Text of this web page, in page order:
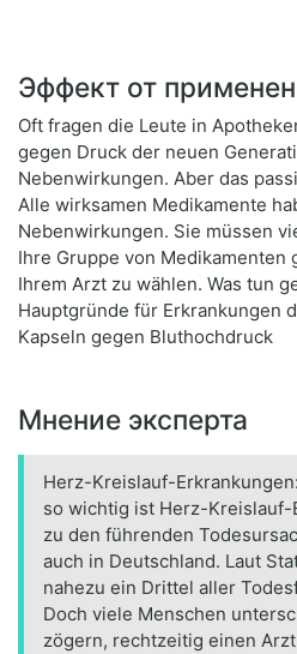
Эффект от
Oft fragen die Leute in
gegen Druck der neuen
Nebenwirkungen. Aber das
Alle wirksamen Medikamente
Nebenwirkungen. Sie müssen
Ihre Gruppe von
Ihrem Arzt zu wählen. Was tun
Hauptgründe für Erkrankungen
Kapseln gegen Bluthochdruck
Мнение эксперта
Herz-Kreislauf-
so wichtig ist Herz-
zu den führenden
auch in Deutschland. Laut
nahezu ein Drittel aller
Doch viele Menschen
zögern, rechtzeitig einen